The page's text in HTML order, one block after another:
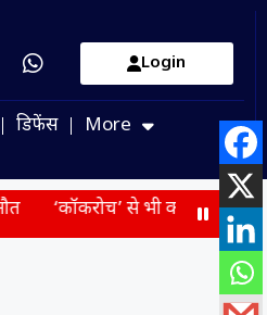
Login
डिफेंस More
कम असरदार रहा कांग्रेस का